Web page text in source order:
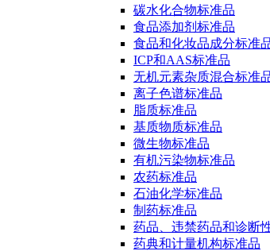
碳水化合物标准品
食品添加剂标准品
食品和化妆品成分标准
ICP和AAS标准品
无机元素杂质混合标准
离子色谱标准品
脂质标准品
基质物质标准品
微生物标准品
有机污染物标准品
农药标准品
石油化学标准品
制药标准品
药品、违禁药品和诊断
药典和计量机构标准品